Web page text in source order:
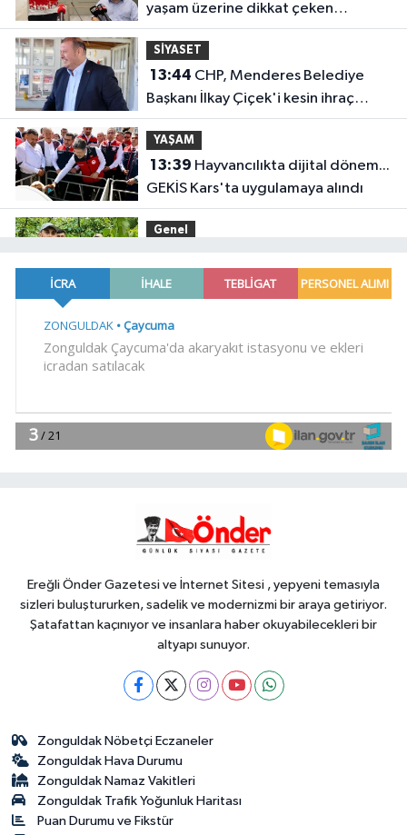
yaşam üzerine dikkat çeken
açıklamalar... 77 yaşında gençlik
mucizesi
SİYASET
13:44
Başkanı İlkay Çiçek'i kesin ihraç
talebiyle disipline sevk etti
YAŞAM
13:39
GEKİS Kars'ta uygulamaya alındı
Genel
TOPLADILAR
13:32Cumhurbaşkanı Erdoğan,
13:21
kurslarında dart turnuvası heyecanı
Ereğli Önder Gazetesi ve İnternet Sitesi , yepyeni temasıyla
sizleri buluştururken, sadelik ve modernizmi bir araya getiriyor.
Şatafattan kaçınıyor ve insanlara haber okuyabilecekleri bir
altyapı sunuyor.
Zonguldak Nöbetçi Eczaneler
Zonguldak Hava Durumu
Zonguldak Namaz Vakitleri
Zonguldak Trafik Yoğunluk Haritası
Puan Durumu ve Fikstür